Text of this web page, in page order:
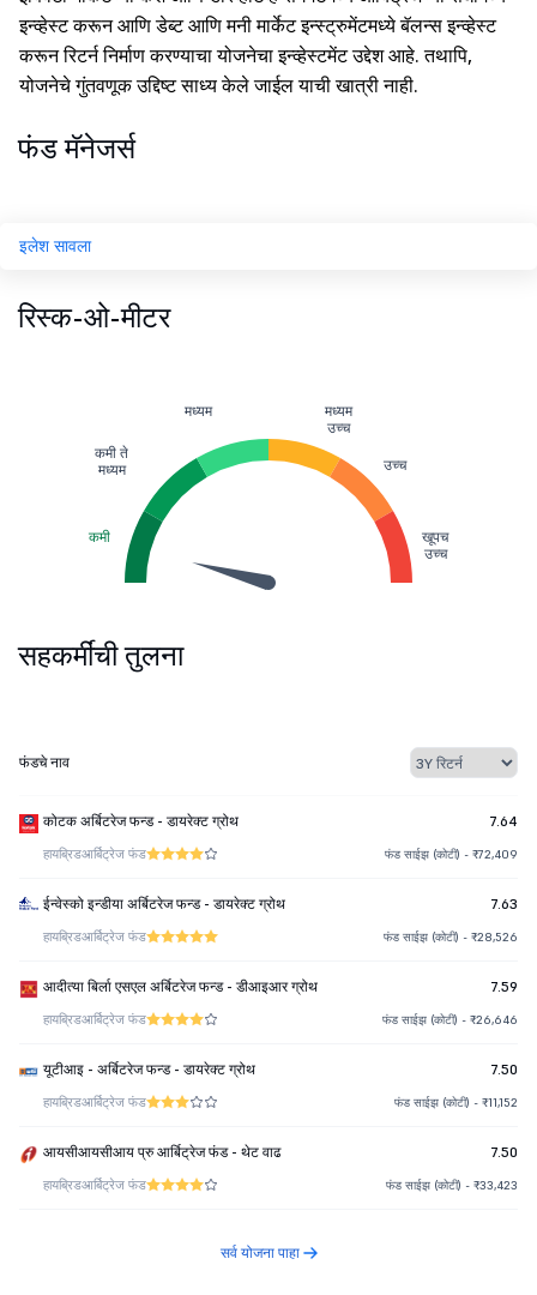
इन्व्हेस्ट करून आणि डेब्ट आणि मनी मार्केट इन्स्ट्रुमेंटमध्ये बॅलन्स इन्व्हेस्ट
करून रिटर्न निर्माण करण्याचा योजनेचा इन्व्हेस्टमेंट उद्देश आहे. तथापि,
योजनेचे गुंतवणूक उद्दिष्ट साध्य केले जाईल याची खात्री नाही.
फंड मॅनेजर्स
इलेश सावला
रिस्क-ओ-मीटर
कमी
कमी ते
मध्यम
मध्यम
मध्यम
उच्च
उच्च
खूपच
उच्च
सहकर्मींची तुलना
फंडचे नाव
कोटक अर्बिटरेज फन्ड - डायरेक्ट ग्रोथ 7.64
हायब्रिडआर्बिट्रेज फंड फंड साईझ (कोटी) - ₹72,409
ईन्वेस्को इन्डीया अर्बिटरेज फन्ड - डायरेक्ट ग्रोथ 7.63
हायब्रिडआर्बिट्रेज फंड फंड साईझ (कोटी) - ₹28,526
आदीत्या बिर्ला एसएल अर्बिटरेज फन्ड - डीआइआर ग्रोथ 7.59
हायब्रिडआर्बिट्रेज फंड फंड साईझ (कोटी) - ₹26,646
यूटीआइ - अर्बिटरेज फन्ड - डायरेक्ट ग्रोथ 7.50
हायब्रिडआर्बिट्रेज फंड फंड साईझ (कोटी) - ₹11,152
आयसीआयसीआय प्रु आर्बिट्रेज फंड - थेट वाढ 7.50
हायब्रिडआर्बिट्रेज फंड फंड साईझ (कोटी) - ₹33,423
सर्व योजना पाहा